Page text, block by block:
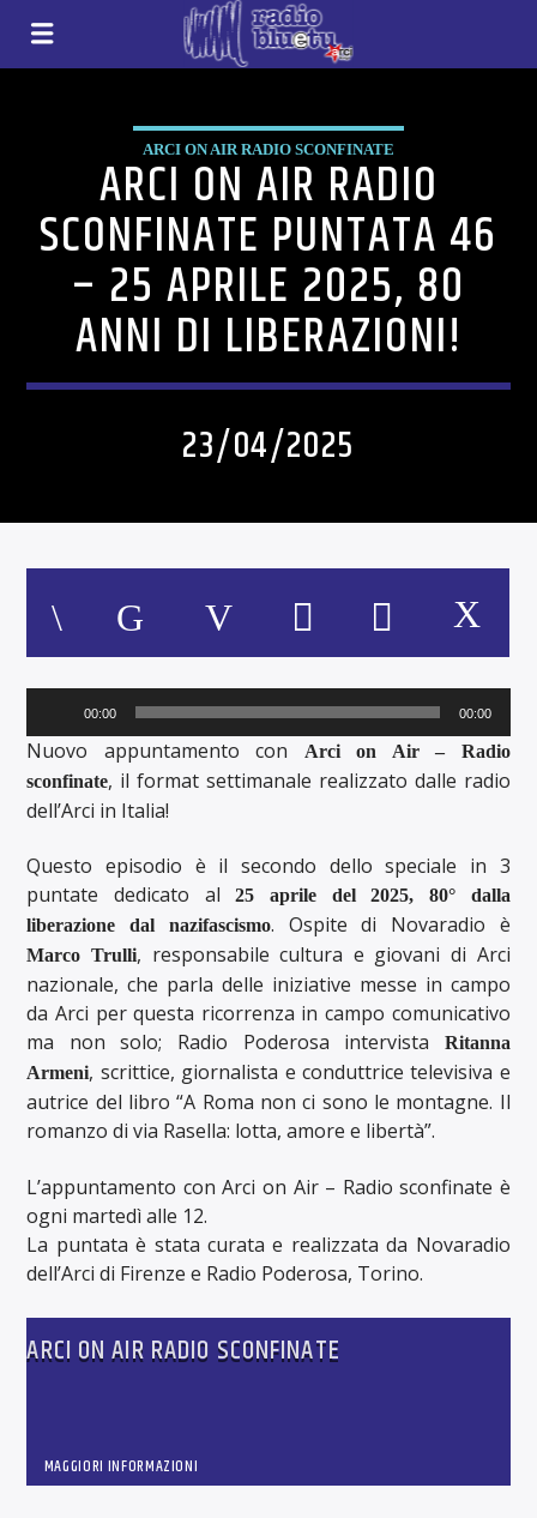
ARCI ON AIR RADIO SCONFINATE
ARCI ON AIR RADIO
SCONFINATE PUNTATA 46
– 25 APRILE 2025, 80
ANNI DI LIBERAZIONI!
23/04/2025
Player
00:00 00:00
Nuovo appuntamento con
Arci on Air – Radio
sconfinate, il format settimanale realizzato dalle radio
dell’Arci in Italia!
Questo episodio è il secondo dello speciale in 3
puntate dedicato al 25 aprile del 2025, 80° dalla
liberazione dal nazifascismo. Ospite di Novaradio è
Marco Trulli, responsabile cultura e giovani di Arci
nazionale, che parla delle iniziative messe in campo
da Arci per questa ricorrenza in campo comunicativo
ma non solo; Radio Poderosa intervista
Ritanna
Armeni, scrittice, giornalista e conduttrice televisiva e
autrice del libro “A Roma non ci sono le montagne. Il
romanzo di via Rasella: lotta, amore e libertà”.
L’appuntamento con Arci on Air – Radio sconfinate è
ogni martedì alle 12.
La puntata è stata curata e realizzata da Novaradio
dell’Arci di Firenze e Radio Poderosa, Torino.
ARCI ON AIR RADIO SCONFINATE
MAGGIORI INFORMAZIONI